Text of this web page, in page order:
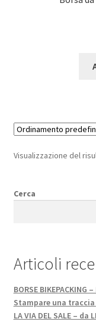
Visualizzazione del
Cerca
Articoli
BORSE BIKEPACKING
Stampare una
LA VIA DEL SALE – da